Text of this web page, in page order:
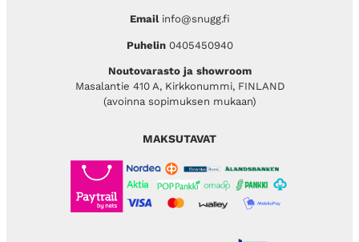
Emailinfo@snugg.fi
Puhelin 0405450940
Noutovarasto ja showroom
Masalantie 410 A, Kirkkonummi, FINLAND
(avoinna sopimuksen mukaan)
MAKSUTAVAT